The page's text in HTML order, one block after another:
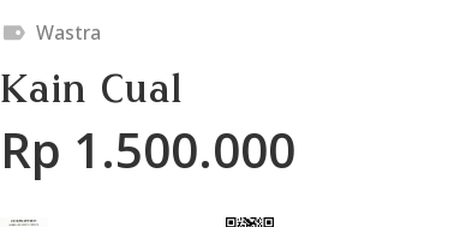
Wastra
Kain Cual
Rp 1.500.000